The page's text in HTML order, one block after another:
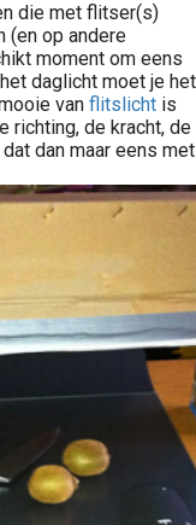
die met flitser(s)
(en op andere
moment om eens
daglicht moet je het
van flitslicht is
richting, de kracht, de
dan maar eens met